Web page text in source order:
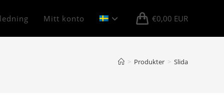
Mitt konto €0,00 EUR
> Produkter > Slida